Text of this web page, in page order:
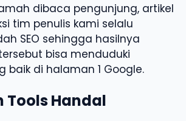
dibaca pengunjung, artikel
tim penulis kami selalu
SEO sehingga hasilnya
bisa menduduki
baik di halaman 1 Google.
Tools Handal